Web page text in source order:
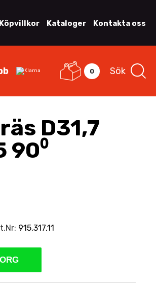
Köpvillkor Kataloger Kontakta oss
0 Sök
D31,7
90⁰
915,317,11